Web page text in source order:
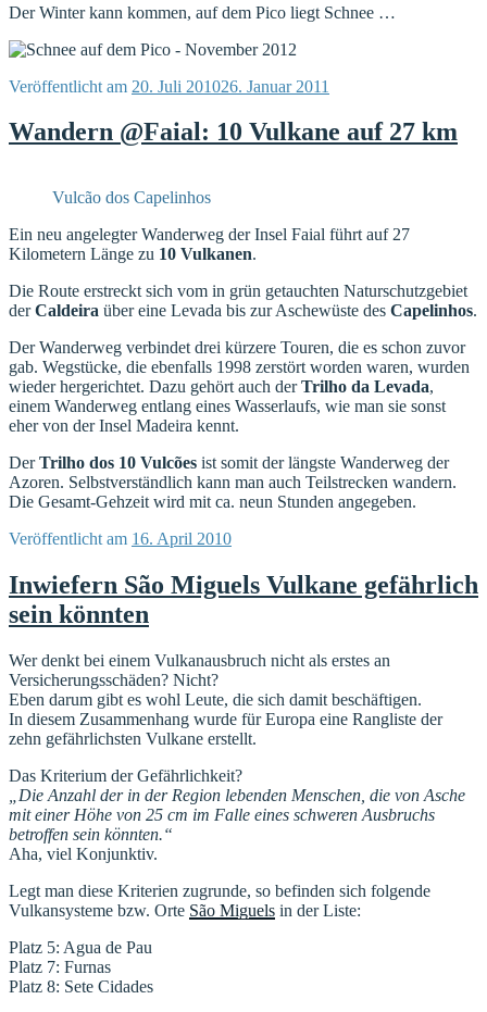
Der Winter kann kommen, auf dem Pico liegt Schnee …
Veröffentlicht am 20. Juli 201026. Januar 2011
Wandern @Faial: 10 Vulkane auf 27 km
Vulcão dos Capelinhos
Ein neu angelegter Wanderweg der Insel Faial führt auf 27
Kilometern Länge zu 10 Vulkanen.
Die Route erstreckt sich vom in grün getauchten Naturschutzgebiet
derCaldeira über eine Levada bis zur Aschewüste des Capelinhos.
Der Wanderweg verbindet drei kürzere Touren, die es schon zuvor
gab. Wegstücke, die ebenfalls 1998 zerstört worden waren, wurden
wieder hergerichtet. Dazu gehört auch derTrilho da Levada,
einem Wanderweg entlang eines Wasserlaufs, wie man sie sonst
eher von der Insel Madeira kennt.
DerTrilho dos 10 Vulcões ist somit der längste Wanderweg der
Azoren. Selbstverständlich kann man auch Teilstrecken wandern.
Die Gesamt-Gehzeit wird mit ca. neun Stunden angegeben.
Veröffentlicht am 16. April 2010
Inwiefern São Miguels Vulkane gefährlich
sein könnten
Wer denkt bei einem Vulkanausbruch nicht als erstes an
Versicherungsschäden? Nicht?
Eben darum gibt es wohl Leute, die sich damit beschäftigen.
In diesem Zusammenhang wurde für Europa eine Rangliste der
zehn gefährlichsten Vulkane erstellt.
Das Kriterium der Gefährlichkeit?
„Die Anzahl der in der Region lebenden Menschen, die von Asche
mit einer Höhe von 25 cm im Falle eines schweren Ausbruchs
betroffen sein könnten.“
Aha, viel Konjunktiv.
Legt man diese Kriterien zugrunde, so befinden sich folgende
Vulkansysteme bzw. Orte São Miguels in der Liste:
Platz 5: Agua de Pau
Platz 7: Furnas
Platz 8: Sete Cidades